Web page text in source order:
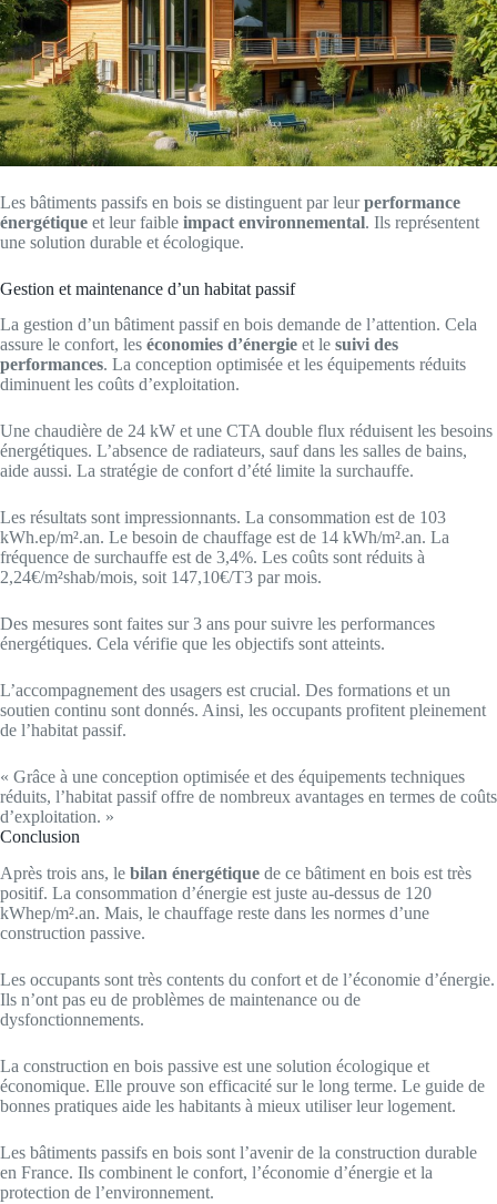
Les bâtiments passifs en bois se distinguent par leurperformance
énergétique et leur faible impact environnemental. Ils représentent
une solution durable et écologique.
Gestion et maintenance d’un habitat passif
La gestion d’un bâtiment passif en bois demande de l’attention. Cela
assure le confort, les économies d’énergie et le suivi des
performances. La conception optimisée et les équipements réduits
diminuent les coûts d’exploitation.
Une chaudière de 24 kW et une CTA double flux réduisent les besoins
énergétiques. L’absence de radiateurs, sauf dans les salles de bains,
aide aussi. La stratégie de confort d’été limite la surchauffe.
Les résultats sont impressionnants. La consommation est de 103
kWh.ep/m².an. Le besoin de chauffage est de 14 kWh/m².an. La
fréquence de surchauffe est de 3,4%. Les coûts sont réduits à
2,24€/m²shab/mois, soit 147,10€/T3 par mois.
Des mesures sont faites sur 3 ans pour suivre les performances
énergétiques. Cela vérifie que les objectifs sont atteints.
L’accompagnement des usagers est crucial. Des formations et un
soutien continu sont donnés. Ainsi, les occupants profitent pleinement
de l’habitat passif.
« Grâce à une conception optimisée et des équipements techniques
réduits, l’habitat passif offre de nombreux avantages en termes de coûts
d’exploitation. »
Conclusion
Après trois ans, le bilan énergétique de ce bâtiment en bois est très
positif. La consommation d’énergie est juste au-dessus de 120
kWhep/m².an. Mais, le chauffage reste dans les normes d’une
construction passive.
Les occupants sont très contents du confort et de l’économie d’énergie.
Ils n’ont pas eu de problèmes de maintenance ou de
dysfonctionnements.
La construction en bois passive est une solution écologique et
économique. Elle prouve son efficacité sur le long terme. Le guide de
bonnes pratiques aide les habitants à mieux utiliser leur logement.
Les bâtiments passifs en bois sont l’avenir de la construction durable
en France. Ils combinent le confort, l’économie d’énergie et la
protection de l’environnement.